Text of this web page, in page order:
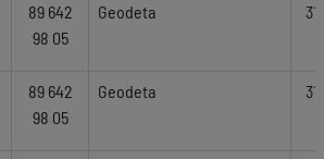
89 642
98 05
Geodeta
89 642
98 05
Geodeta